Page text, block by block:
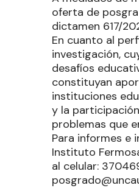
oferta de
dictamen 617/
En cuanto al
investigación,
desafíos
constituyan
instituciones
y la
problemas que
Para informes e
Instituto
al celular: